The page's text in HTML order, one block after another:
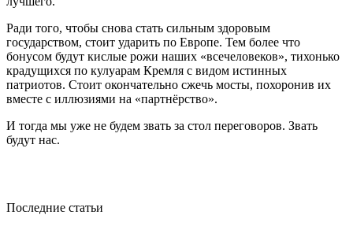
Ради того, чтобы снова стать сильным здоровым
государством, стоит ударить по Европе. Тем более что
бонусом будут кислые рожи наших «всечеловеков», тихонько
крадущихся по кулуарам Кремля с видом истинных
патриотов. Стоит окончательно сжечь мосты, похоронив их
вместе с иллюзиями на «партнёрство».
И тогда мы уже не будем звать за стол переговоров. Звать
будут нас.
Последние статьи